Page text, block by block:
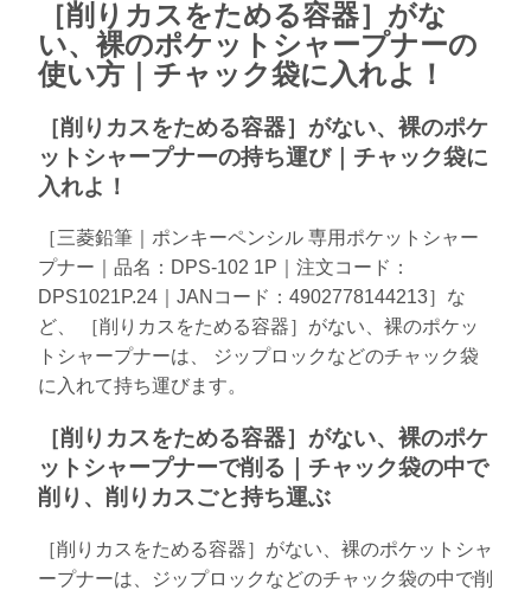
［削りカスをためる容器］がな
い、裸のポケットシャープナーの
使い方｜チャック袋に入れよ！
［削りカスをためる容器］がない、裸のポケ
ットシャープナーの持ち運び｜チャック袋に
入れよ！
［三菱鉛筆｜ポンキーペンシル 専用ポケットシャー
プナー｜品名：DPS-102 1P｜注文コード：
DPS1021P.24｜JANコード：4902778144213］な
ど、 ［削りカスをためる容器］がない、裸のポケッ
トシャープナーは、 ジップロックなどのチャック袋
に入れて持ち運びます。
［削りカスをためる容器］がない、裸のポケ
ットシャープナーで削る｜チャック袋の中で
削り、削りカスごと持ち運ぶ
［削りカスをためる容器］がない、裸のポケットシャ
ープナーは、ジップロックなどのチャック袋の中で削